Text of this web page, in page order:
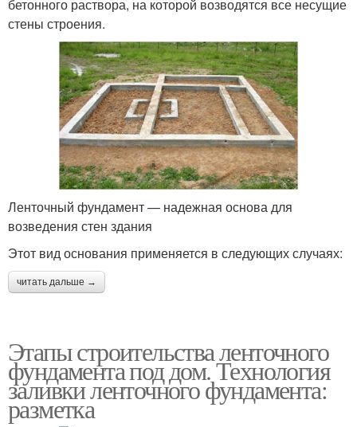
бетонного раствора, на которой возводятся все несущие
стены строения.
Ленточный фундамент — надежная основа для
возведения стен здания
Этот вид основания применяется в следующих случаях:
читать дальше →
Этапы строительства ленточного
фундамента под дом. Технология
заливки ленточного фундамента:
разметка